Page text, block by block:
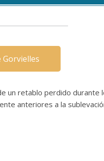
Gorvielles
un retablo perdido durante
anteriores a la